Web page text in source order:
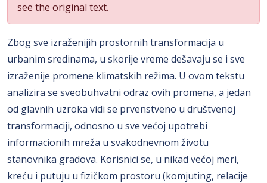
see the original text.
Zbog sve izraženijih prostornih transformacija u
urbanim sredinama, u skorije vreme dešavaju se i sve
izraženije promene klimatskih režima. U ovom tekstu
analizira se sveobuhvatni odraz ovih promena, a jedan
od glavnih uzroka vidi se prvenstveno u društvenoj
transformaciji, odnosno u sve većoj upotrebi
informacionih mreža u svakodnevnom životu
stanovnika gradova. Korisnici se, u nikad većoj meri,
kreću i putuju u fizičkom prostoru (komjuting, relacije